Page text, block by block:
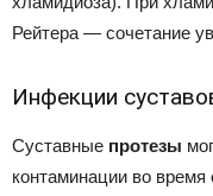
Рейтера — сочетание
Инфекции
Суставные протезы
контаминации во время